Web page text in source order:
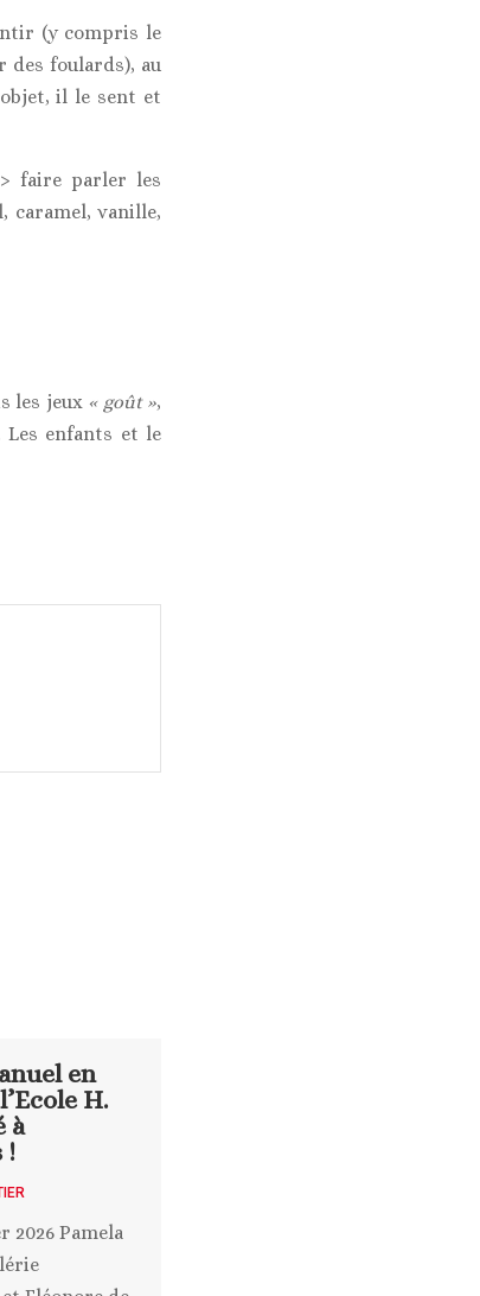
(y compris le
des foulards), au
il le sent et
faire parler les
caramel, vanille,
les jeux « goût »,
Les enfants et le
en
H.
à
!
2026 Pamela